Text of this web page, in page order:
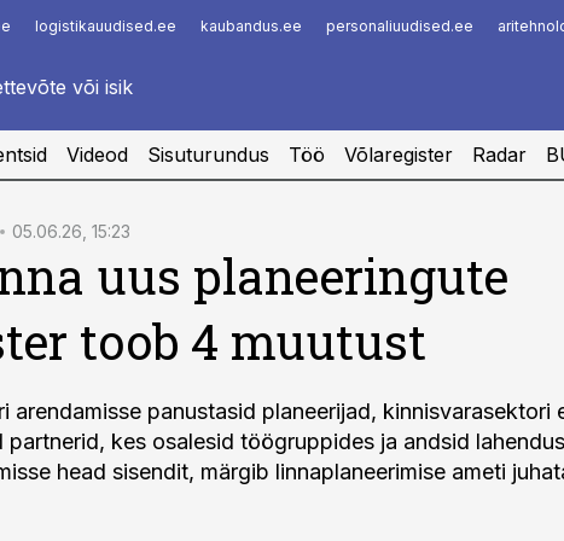
logistikauudised.ee kaubandus.ee personaliuudised.ee
Infopank
Videod Sisuturundus Töö Võlaregister Radar
05.06.26, 15:23
uus planeeringute
toob 4 muutust
arendamisse panustasid planeerijad, kinnisvarasektori
partnerid, kes osalesid töögruppides ja andsid
head sisendit, märgib linnaplaneerimise ameti